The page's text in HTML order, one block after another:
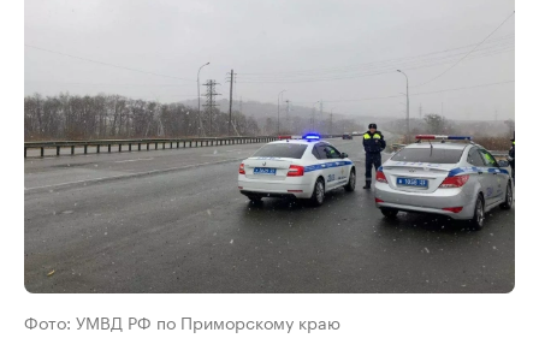
Фото: УМВД РФ по Приморскому краю